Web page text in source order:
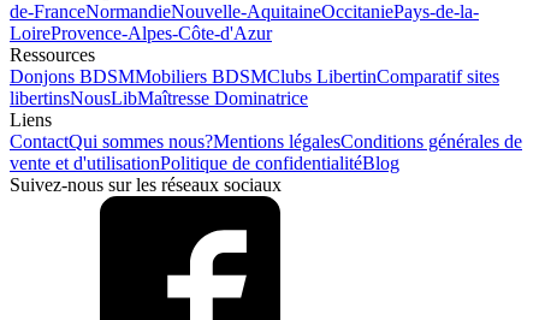
de-FranceNormandieNouvelle-AquitaineOccitaniePays-de-la-
LoireProvence-Alpes-Côte-d'Azur
Ressources
Donjons BDSMMobiliers BDSMClubs LibertinComparatif sites
libertinsNousLibMaîtresse Dominatrice
Liens
ContactQui sommes nous?Mentions légalesConditions générales de
vente et d'utilisationPolitique de confidentialitéBlog
Suivez-nous sur les réseaux sociaux